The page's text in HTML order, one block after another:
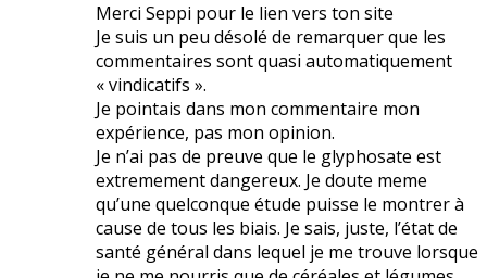
Merci Seppi pour le lien vers ton site
Je suis un peu désolé de remarquer que les
commentaires sont quasi automatiquement
« vindicatifs ».
Je pointais dans mon commentaire mon
expérience, pas mon opinion.
Je n’ai pas de preuve que le glyphosate est
extremement dangereux. Je doute meme
qu’une quelconque étude puisse le montrer à
cause de tous les biais. Je sais, juste, l’état de
santé général dans lequel je me trouve lorsque